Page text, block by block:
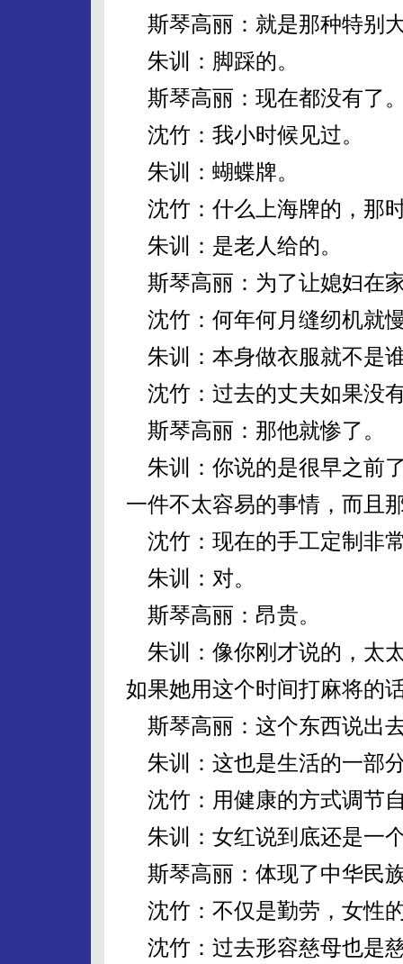
斯琴高丽：就是那种特别
朱训：脚踩的。
斯琴高丽：现在都没有了
沈竹：我小时候见过。
朱训：蝴蝶牌。
沈竹：什么上海牌的，那
朱训：是老人给的。
斯琴高丽：为了让媳妇在
沈竹：何年何月缝纫机就
朱训：本身做衣服就不是
沈竹：过去的丈夫如果没
斯琴高丽：那他就惨了。
朱训：你说的是很早之前
一件不太容易的事情，而且
沈竹：现在的手工定制非
朱训：对。
斯琴高丽：昂贵。
朱训：像你刚才说的，太
如果她用这个时间打麻将的
斯琴高丽：这个东西说出
朱训：这也是生活的一部
沈竹：用健康的方式调节
朱训：女红说到底还是一
斯琴高丽：体现了中华民
沈竹：不仅是勤劳，女性
沈竹：过去形容慈母也是